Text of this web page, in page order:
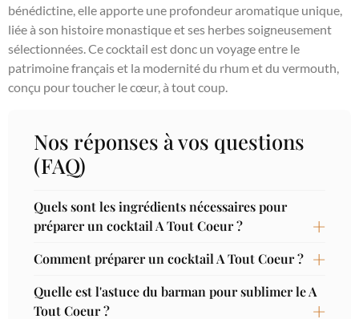
bénédictine, elle apporte une profondeur aromatique unique,
liée à son histoire monastique et ses herbes soigneusement
sélectionnées. Ce cocktail est donc un voyage entre le
patrimoine français et la modernité du rhum et du vermouth,
conçu pour toucher le cœur, à tout coup.
Nos réponses à vos questions
(FAQ)
Quels sont les ingrédients nécessaires pour
préparer un cocktail A Tout Coeur ?
Comment préparer un cocktail A Tout Coeur ?
Quelle est l'astuce du barman pour sublimer le A
Tout Coeur ?